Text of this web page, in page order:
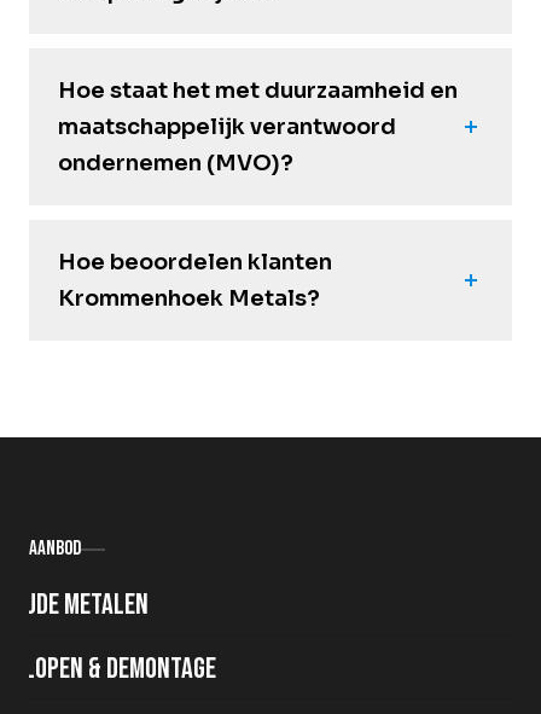
Hoe staat het met duurzaamheid en
maatschappelijk verantwoord
ondernemen (MVO)?
Hoe beoordelen klanten
Krommenhoek Metals?
Aanbod
Oude metalen
Slopen & demontage